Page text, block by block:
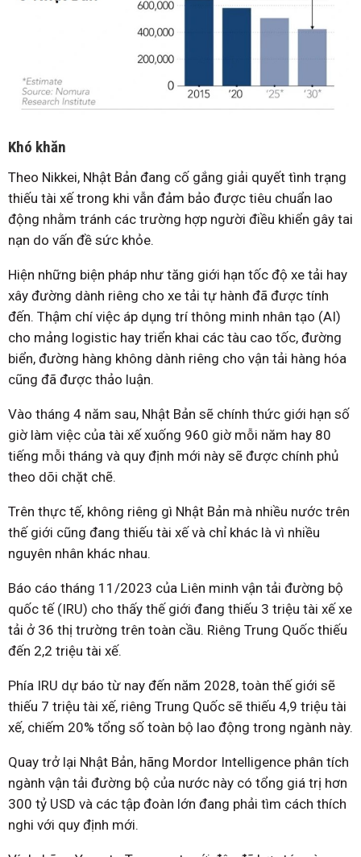
Khó khăn
Theo Nikkei, Nhật Bản đang cố gắng giải quyết tình trạng
thiếu tài xế trong khi vẫn đảm bảo được tiêu chuẩn lao
động nhằm tránh các trường hợp người điều khiển gây tai
nạn do vấn đề sức khỏe.
Hiện những biện pháp như tăng giới hạn tốc độ xe tải hay
xây đường dành riêng cho xe tải tự hành đã được tính
đến. Thậm chí việc áp dụng trí thông minh nhân tạo (AI)
cho mảng logistic hay triển khai các tàu cao tốc, đường
biển, đường hàng không dành riêng cho vận tải hàng hóa
cũng đã được thảo luận.
Vào tháng 4 năm sau, Nhật Bản sẽ chính thức giới hạn số
giờ làm việc của tài xế xuống 960 giờ mỗi năm hay 80
tiếng mỗi tháng và quy định mới này sẽ được chính phủ
theo dõi chặt chẽ.
Trên thực tế, không riêng gì Nhật Bản mà nhiều nước trên
thế giới cũng đang thiếu tài xế và chỉ khác là vì nhiều
nguyên nhân khác nhau.
Báo cáo tháng 11/2023 của Liên minh vận tải đường bộ
quốc tế (IRU) cho thấy thế giới đang thiếu 3 triệu tài xế xe
tải ở 36 thị trường trên toàn cầu. Riêng Trung Quốc thiếu
đến 2,2 triệu tài xế.
Phía IRU dự báo từ nay đến năm 2028, toàn thế giới sẽ
thiếu 7 triệu tài xế, riêng Trung Quốc sẽ thiếu 4,9 triệu tài
xế, chiếm 20% tổng số toàn bộ lao động trong ngành này.
Quay trở lại Nhật Bản, hãng Mordor Intelligence phân tích
ngành vận tải đường bộ của nước này có tổng giá trị hơn
300 tỷ USD và các tập đoàn lớn đang phải tìm cách thích
nghi với quy định mới.